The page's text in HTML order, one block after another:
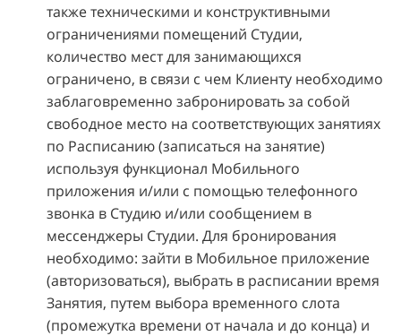
также техническими и конструктивными
ограничениями помещений Студии,
количество мест для занимающихся
ограничено, в связи с чем Клиенту необходимо
заблаговременно забронировать за собой
свободное место на соответствующих занятиях
по Расписанию (записаться на занятие)
используя функционал Мобильного
приложения и/или с помощью телефонного
звонка в Студию и/или сообщением в
мессенджеры Студии. Для бронирования
необходимо: зайти в Мобильное приложение
(авторизоваться), выбрать в расписании время
Занятия, путем выбора временного слота
(промежутка времени от начала и до конца) и